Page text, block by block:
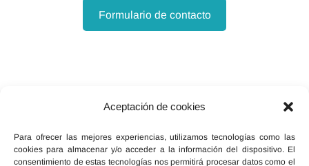
Aceptación de cookies
Para ofrecer las mejores experiencias, utilizamos tecnologías como las
cookies para almacenar y/o acceder a la información del dispositivo. El
consentimiento de estas tecnologías nos permitirá procesar datos como el
Formulario de contacto
Facebook